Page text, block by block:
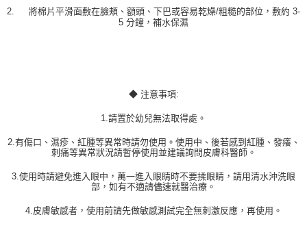
2.
將棉片平滑面敷在臉頰、額頭、下巴或容易乾燥/粗糙的部位，敷約 3-
5 分鐘，補水保濕
◆ 注意事項:
1.請置於幼兒無法取得處。
2.有傷口、濕疹、紅腫等異常時請勿使用。使用中、後若感到紅腫、發癢、
刺痛等異常狀況請暫停使用並建議詢問皮膚科醫師。
3.使用時請避免進入眼中，萬一進入眼睛時不要揉眼睛，請用清水沖洗眼
部，如有不適請儘速就醫治療。
4.皮膚敏感者，使用前請先做敏感測試完全無刺激反應，再使用。